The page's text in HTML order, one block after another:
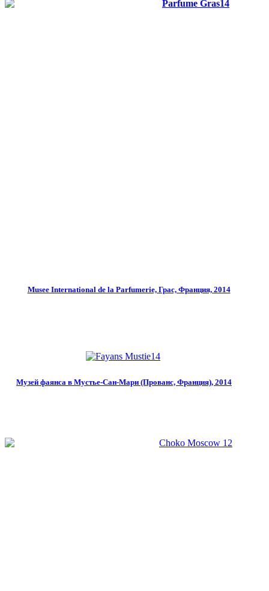
Musee International de la Parfumerie, Грас, Франция, 2014
Музей фаянса в Мустье-Сан-Мари (Прованс, Франция), 2014